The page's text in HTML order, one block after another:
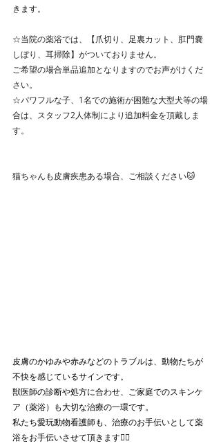
きます。
☆当院の薬浴では、【爪切り、足裏カット、肛門嚢
しぼり、耳掃除】がついておりません。
ご希望の場合単品追加となりますのでお声がけくだ
さい。
☆パワフルな子、1名での施術が困難な大型犬等の場
合は、スタッフ2人体制により追加料金を頂戴しま
す。
猫ちゃんも皮膚疾患ある場合、ご相談ください🐱
皮膚のかゆみや赤みなどのトラブルは、動物たちが
不快を感じているサインです。
獣医師の診断や処方に合わせ、ご家庭でのスキンケ
ア（薬浴）も大切な治療の一環です。
私たち愛玩動物看護師も、治療のお手伝いとして薬
浴をお手伝いさせて頂きます🙂‍↕️